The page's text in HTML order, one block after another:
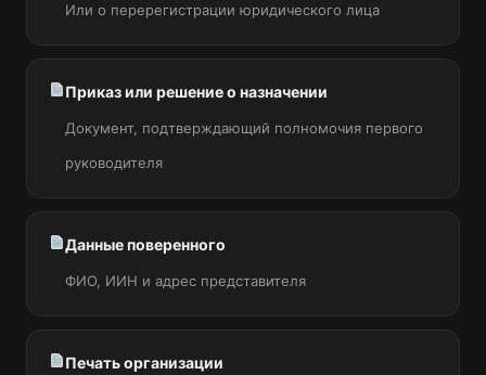
Или о перерегистрации юридического лица
Приказ или решение о назначении
Документ, подтверждающий полномочия первого
руководителя
Данные поверенного
ФИО, ИИН и адрес представителя
Печать организации